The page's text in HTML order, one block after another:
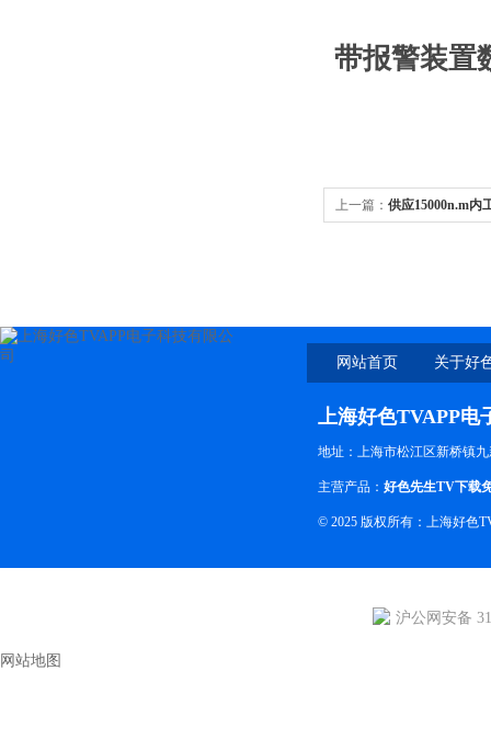
带报警装置
上一篇： 供应15000n.m内
网站首页 关于好
上海好色TVAPP电
地址：上海市松江区新桥镇
主营产品： 好色先生TV下载
© 2025 版权所有：上海好色
沪公网安备
网站地图